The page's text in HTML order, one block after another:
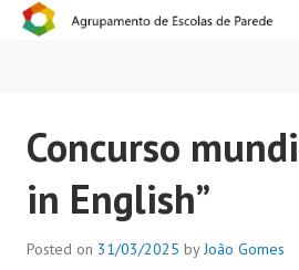
ESCOLAS DE
Concurso
in English”
Posted on 31/03/2025 byJoão Gomes